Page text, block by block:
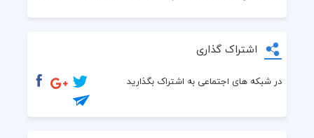
اشتراک گذاری
در شبکه های اجتماعی به اشتراک بگذارید